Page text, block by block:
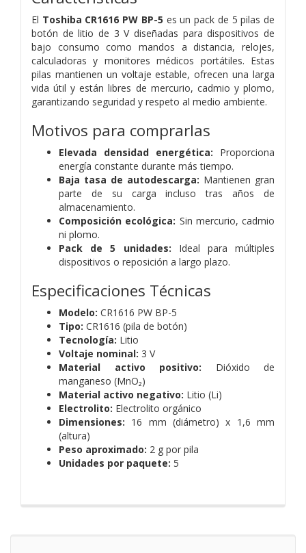
El Toshiba CR1616 PW BP-5 es un pack de 5 pilas de
botón de litio de 3 V diseñadas para dispositivos de
bajo consumo como mandos a distancia, relojes,
calculadoras y monitores médicos portátiles. Estas
pilas mantienen un voltaje estable, ofrecen una larga
vida útil y están libres de mercurio, cadmio y plomo,
garantizando seguridad y respeto al medio ambiente.
Motivos para comprarlas
Elevada densidad energética: Proporciona
energía constante durante más tiempo.
Baja tasa de autodescarga: Mantienen gran
parte de su carga incluso tras años de
almacenamiento.
Composición ecológica: Sin mercurio, cadmio
ni plomo.
Pack de 5 unidades: Ideal para múltiples
dispositivos o reposición a largo plazo.
Especificaciones Técnicas
Modelo: CR1616 PW BP-5
Tipo: CR1616 (pila de botón)
Tecnología: Litio
Voltaje nominal: 3 V
Material activo positivo: Dióxido de
manganeso (MnO₂)
Material activo negativo: Litio (Li)
Electrolito: Electrolito orgánico
Dimensiones: 16 mm (diámetro) x 1,6 mm
(altura)
Peso aproximado: 2 g por pila
Unidades por paquete: 5